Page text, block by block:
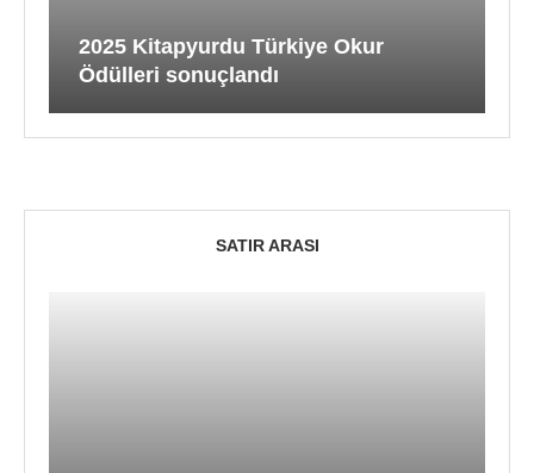
2025 Kitapyurdu Türkiye Okur
Ödülleri sonuçlandı
SATIR ARASI